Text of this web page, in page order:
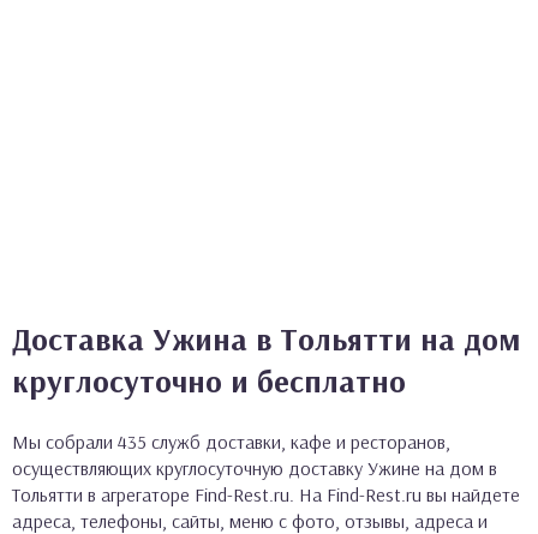
Доставка Ужина в Тольятти на дом
круглосуточно и бесплатно
Мы собрали 435 служб доставки, кафе и ресторанов,
осуществляющих круглосуточную доставку Ужине на дом в
Тольятти в агрегаторе Find-Rest.ru. На Find-Rest.ru вы найдете
адреса, телефоны, сайты, меню с фото, отзывы, адреса и